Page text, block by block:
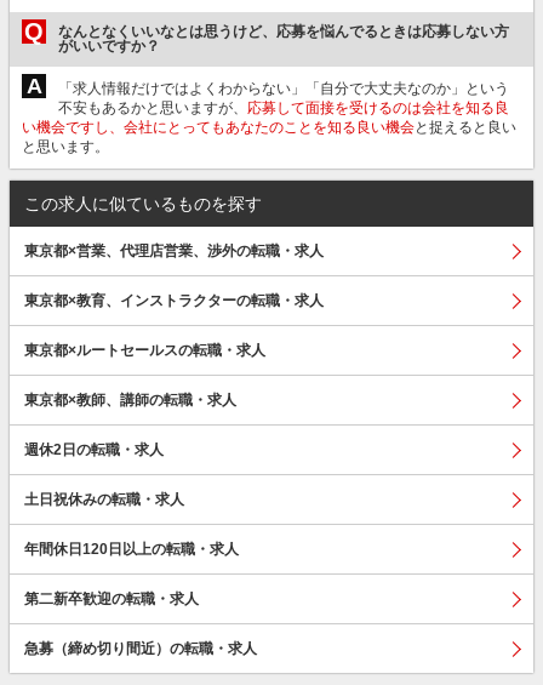
Q
なんとなくいいなとは思うけど、応募を悩んでるときは応募しない方
がいいですか？
A
「求人情報だけではよくわからない」「自分で大丈夫なのか」という
不安もあるかと思いますが、 応募して面接を受けるのは会社を知る良
い機会ですし、会社にとってもあなたのことを知る良い機会と捉えると良い
と思います。
この求人に似ているものを探す
東京都×営業、代理店営業、渉外の転職・求人
東京都×教育、インストラクターの転職・求人
東京都×ルートセールスの転職・求人
東京都×教師、講師の転職・求人
週休2日の転職・求人
土日祝休みの転職・求人
年間休日120日以上の転職・求人
第二新卒歓迎の転職・求人
急募（締め切り間近）の転職・求人